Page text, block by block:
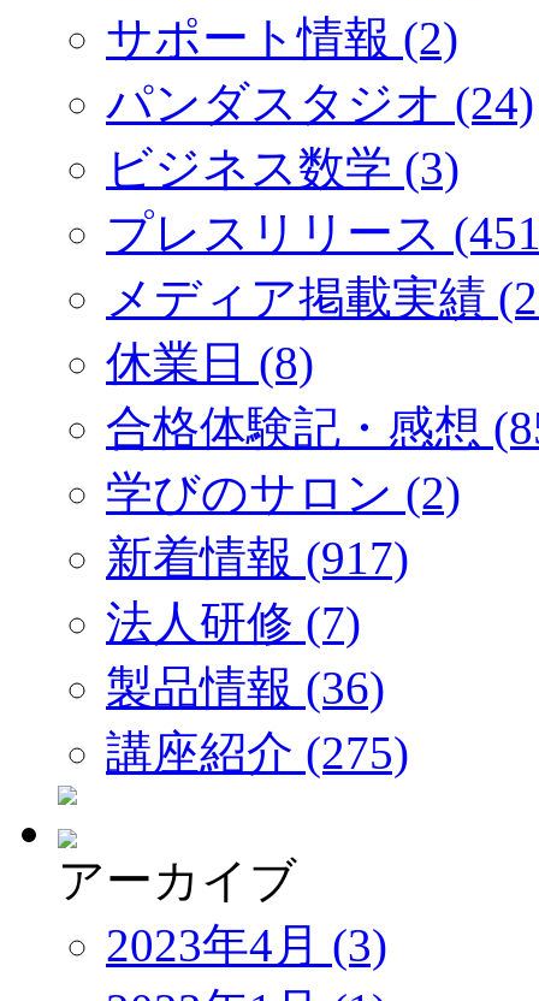
サポート情報 (2)
パンダスタジオ (24)
ビジネス数学 (3)
プレスリリース
メディア掲載実績
休業日 (8)
合格体験記・感想
学びのサロン (2)
新着情報 (917)
法人研修 (7)
製品情報 (36)
講座紹介 (275)
アーカイブ
2023年4月 (3)